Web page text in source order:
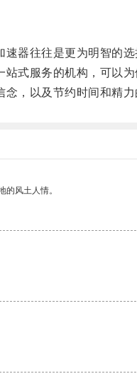
器往往是更为明智的选
服务的机构，可以为
以及节约时间和精力
风土人情。